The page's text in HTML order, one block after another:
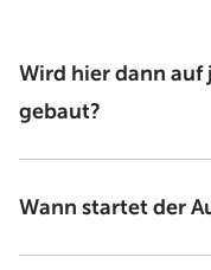
Wird hier dann auf
gebaut?
Wann startet der